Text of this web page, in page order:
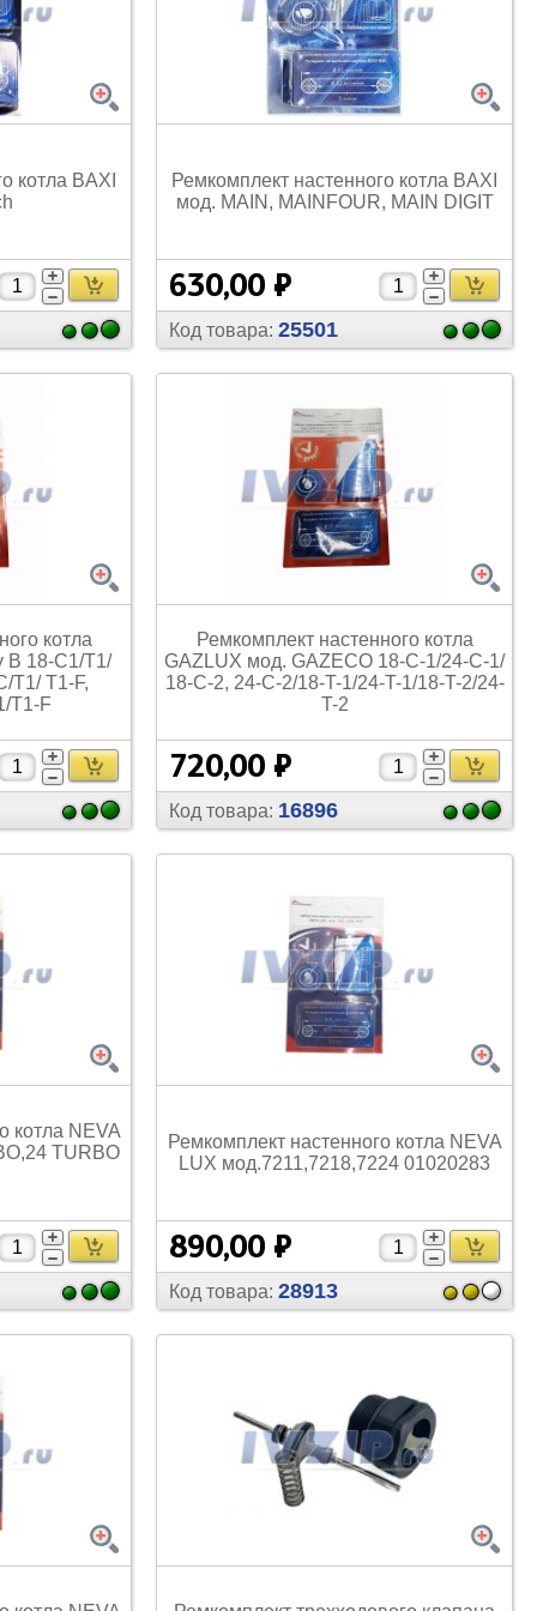
для кофемашин
кофемашин
компоненты
для газовых котлов,
манометры, вентили
Вентили запорные
Вентиляторы и крыльчатки
Переключатели
Кронштейны, решетки,
козырьки
Компрессоры для
кондиционеров
неповоротные с опорой
Труба медная
Труборасширители
котла BAXI
Ремкомплект настенного котла BAXI
мод. MAIN, MAINFOUR, MAIN DIGIT
630,00 ₽
Код товара: 25501
котла
B 18-C1/T1/
T1/T1-F,
T1-F
Ремкомплект настенного котла
GAZLUX мод. GAZECO 18-C-1/24-C-1/
18-C-2, 24-C-2/18-T-1/24-T-1/18-T-2/24-
T-2
720,00 ₽
Код товара: 16896
котла NEVA
TURBO
Ремкомплект настенного котла NEVA
LUX мод.7211,7218,7224 01020283
890,00 ₽
Код товара: 28913